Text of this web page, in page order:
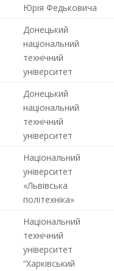
Юрія Федьковича
Донецький
національний
технічний
університет
Донецький
національний
технічний
університет
Національний
університет
«Львівська
політехніка»
Національний
технічний
університет
“Харківський